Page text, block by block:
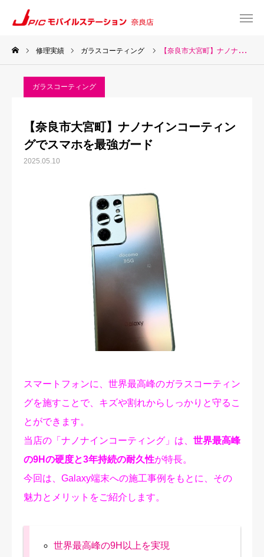
修理実績 ガラスコーティング 【奈良市大宮町】ナノナインコーティングでスマホを最強ガード
ガラスコーティング
【奈良市大宮町】ナノナインコーティン
グでスマホを最強ガード
2025.05.10
スマートフォンに、世界最高峰のガラスコーティン
グを施すことで、キズや割れからしっかりと守るこ
とができます。
当店の「ナノナインコーティング」は、 世界最高峰
の9Hの硬度と3年持続の耐久性が特長。
今回は、Galaxy端末への施工事例をもとに、その
魅力とメリットをご紹介します。
世界最高峰の9H以上を実現
web予約
TOP